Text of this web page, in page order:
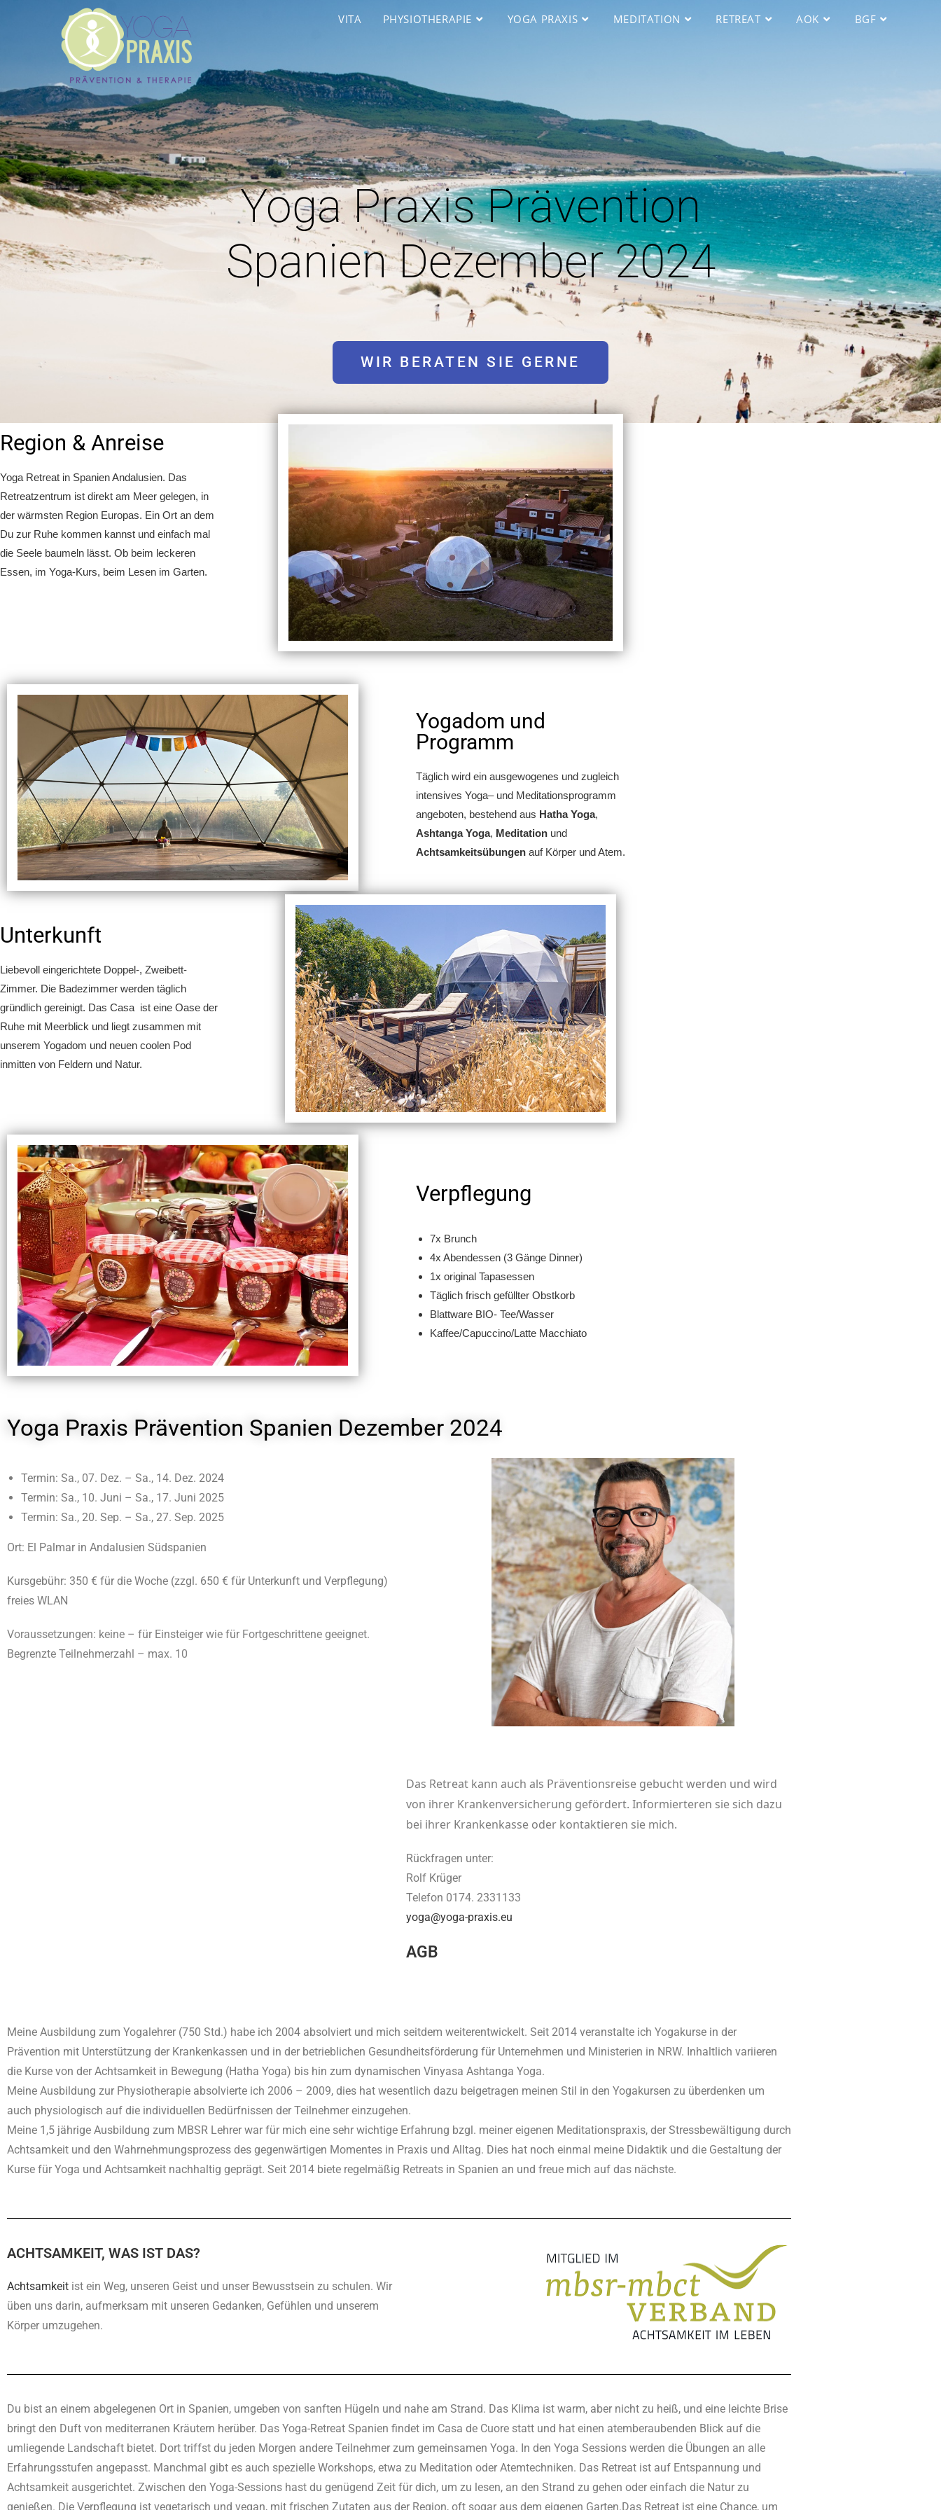
VITA PHYSIOTHERAPIE YOGA PRAXIS MEDITATION RETREAT AOK BGF
Yoga Praxis Prävention
Spanien Dezember 2024
WIR BERATEN SIE GERNE
Region & Anreise
Yoga Retreat in Spanien Andalusien. Das
Retreatzentrum ist direkt am Meer gelegen, in
der wärmsten Region Europas. Ein Ort an dem
Du zur Ruhe kommen kannst und einfach mal
die Seele baumeln lässt. Ob beim leckeren
Essen, im Yoga-Kurs, beim Lesen im Garten.
Yogadom und
Programm
Täglich wird ein ausgewogenes und zugleich
intensives Yoga– und Meditationsprogramm
angeboten, bestehend aus Hatha Yoga,
Ashtanga Yoga, Meditation und
Achtsamkeitsübungen auf Körper und Atem.
Unterkunft
Liebevoll eingerichtete Doppel-, Zweibett-
Zimmer. Die Badezimmer werden täglich
gründlich gereinigt. Das Casa ist eine Oase der
Ruhe mit Meerblick und liegt zusammen mit
unserem Yogadom und neuen coolen Pod
inmitten von Feldern und Natur.
Verpflegung
7x Brunch
4x Abendessen (3 Gänge Dinner)
1x original Tapasessen
Täglich frisch gefüllter Obstkorb
Blattware BIO- Tee/Wasser
Kaffee/Capuccino/Latte Macchiato
Yoga Praxis Prävention Spanien Dezember 2024
Termin: Sa., 07. Dez. – Sa., 14. Dez. 2024
Termin: Sa., 10. Juni – Sa., 17. Juni 2025
Termin: Sa., 20. Sep. – Sa., 27. Sep. 2025
Ort: El Palmar in Andalusien Südspanien
Kursgebühr: 350 € für die Woche (zzgl. 650 € für Unterkunft und Verpflegung)
freies WLAN
Voraussetzungen: keine – für Einsteiger wie für Fortgeschrittene geeignet.
Begrenzte Teilnehmerzahl – max. 10
Das Retreat kann auch als Präventionsreise gebucht werden und wird
von ihrer Krankenversicherung gefördert. Informierteren sie sich dazu
bei ihrer Krankenkasse oder kontaktieren sie mich.
Rückfragen unter:
Rolf Krüger
Telefon 0174. 2331133
yoga@yoga-praxis.eu
AGB
Meine Ausbildung zum Yogalehrer (750 Std.) habe ich 2004 absolviert und mich seitdem weiterentwickelt. Seit 2014 veranstalte ich Yogakurse in der
Prävention mit Unterstützung der Krankenkassen und in der betrieblichen Gesundheitsförderung für Unternehmen und Ministerien in NRW. Inhaltlich variieren
die Kurse von der Achtsamkeit in Bewegung (Hatha Yoga) bis hin zum dynamischen Vinyasa Ashtanga Yoga.
Meine Ausbildung zur Physiotherapie absolvierte ich 2006 – 2009, dies hat wesentlich dazu beigetragen meinen Stil in den Yogakursen zu überdenken um
auch physiologisch auf die individuellen Bedürfnissen der Teilnehmer einzugehen.
Meine 1,5 jährige Ausbildung zum MBSR Lehrer war für mich eine sehr wichtige Erfahrung bzgl. meiner eigenen Meditationspraxis, der Stressbewältigung durch
Achtsamkeit und den Wahrnehmungsprozess des gegenwärtigen Momentes in Praxis und Alltag. Dies hat noch einmal meine Didaktik und die Gestaltung der
Kurse für Yoga und Achtsamkeit nachhaltig geprägt. Seit 2014 biete regelmäßig Retreats in Spanien an und freue mich auf das nächste.
ACHTSAMKEIT, WAS IST DAS?
Achtsamkeit ist ein Weg, unseren Geist und unser Bewusstsein zu schulen. Wir
üben uns darin, aufmerksam mit unseren Gedanken, Gefühlen und unserem
Körper umzugehen.
Du bist an einem abgelegenen Ort in Spanien, umgeben von sanften Hügeln und nahe am Strand. Das Klima ist warm, aber nicht zu heiß, und eine leichte Brise
bringt den Duft von mediterranen Kräutern herüber. Das Yoga-Retreat Spanien findet im Casa de Cuore statt und hat einen atemberaubenden Blick auf die
umliegende Landschaft bietet. Dort triffst du jeden Morgen andere Teilnehmer zum gemeinsamen Yoga. In den Yoga Sessions werden die Übungen an alle
Erfahrungsstufen angepasst. Manchmal gibt es auch spezielle Workshops, etwa zu Meditation oder Atemtechniken. Das Retreat ist auf Entspannung und
Achtsamkeit ausgerichtet. Zwischen den Yoga-Sessions hast du genügend Zeit für dich, um zu lesen, an den Strand zu gehen oder einfach die Natur zu
genießen. Die Verpflegung ist vegetarisch und vegan, mit frischen Zutaten aus der Region, oft sogar aus dem eigenen Garten.Das Retreat ist eine Chance, um